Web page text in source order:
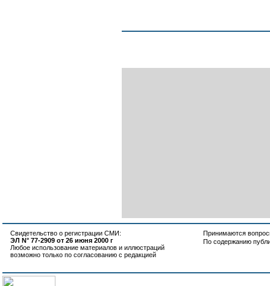
Свидетельство о регистрации СМИ:
ЭЛ N° 77-2909 от 26 июня 2000 г
Любое использование материалов и иллюстраций
возможно только по согласованию с редакцией
Принимаются
По содержанию